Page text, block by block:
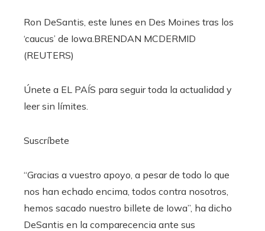
Ron DeSantis, este lunes en Des Moines tras los
‘caucus’ de Iowa. BRENDAN MCDERMID
(REUTERS)
Únete a EL PAÍS para seguir toda la actualidad y
leer sin límites.
Suscríbete
“Gracias a vuestro apoyo, a pesar de todo lo que
nos han echado encima, todos contra nosotros,
hemos sacado nuestro billete de Iowa”, ha dicho
DeSantis en la comparecencia ante sus